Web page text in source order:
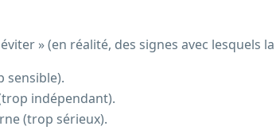
» (en réalité, des signes avec
sensible).
indépendant).
(trop sérieux).